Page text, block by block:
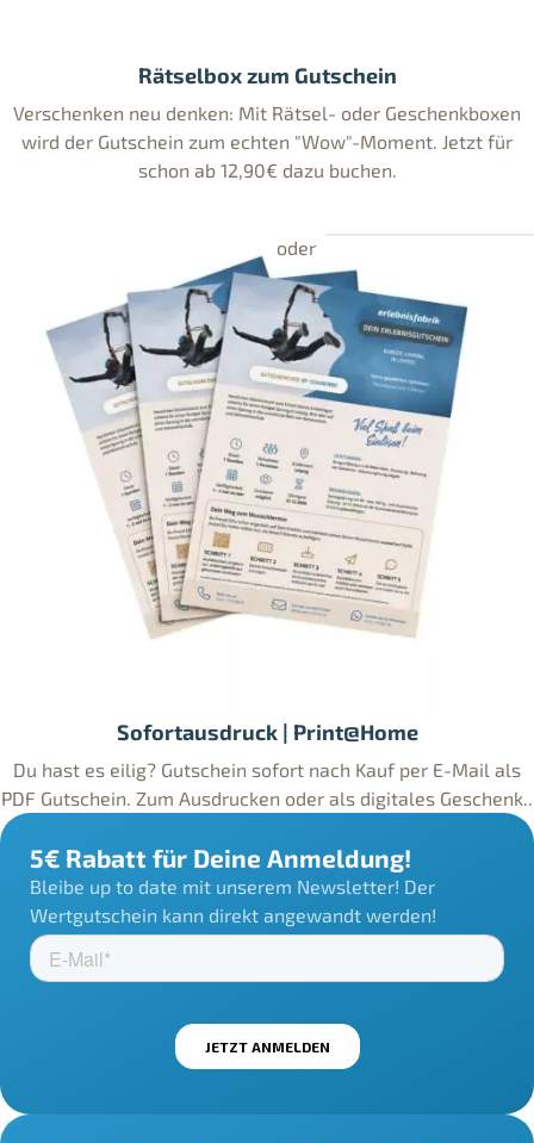
Rätselbox zum Gutschein
Verschenken neu denken: Mit Rätsel- oder Geschenkboxen
wird der Gutschein zum echten "Wow"-Moment. Jetzt für
schon ab 12,90€ dazu buchen.
Sofortausdruck | Print@Home
Du hast es eilig? Gutschein sofort nach Kauf per E-Mail als
PDF Gutschein. Zum Ausdrucken oder als digitales Geschenk..
5€ Rabatt für Deine Anmeldung!
Bleibe up to date mit unserem Newsletter! Der
Wertgutschein kann direkt angewandt werden!